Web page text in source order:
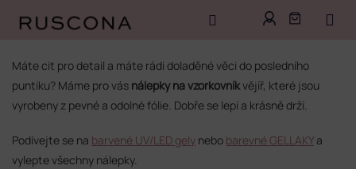
Máte cit pro detail a máte rádi doladěné věci do posledního
puntíku? Máme pro vás nálepky na vzorkovníkvějíř, které jsou
vyrobeny z pevné a odolné fólie. Dobře se lepí a krásně drží.
Podívejte se na barvené UV/LED gely nebo barevné GELLAKY a
vylepte všechny nálepky.